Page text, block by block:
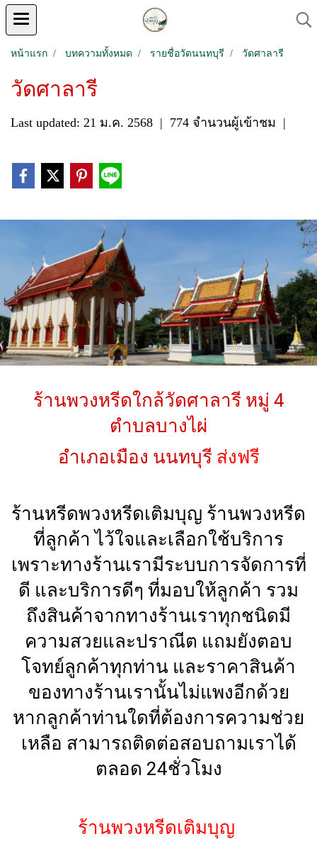
หน้าแรก บทความทั้งหมด รายชื่อวัดนนทบุรี วัดศาลารี
วัดศาลารี
Last updated: 21 ม.ค. 2568 | 774 จำนวนผู้เข้าชม |
ร้านพวงหรีดใกล้วัดศาลารี หมู่ 4
ตำบลบางไผ่
อำเภอเมือง นนทบุรี ส่งฟรี
ร้านหรีดพวงหรีดเติมบุญ ร้านพวงหรีด
ที่ลูกค้า ไว้ใจและเลือกใช้บริการ
เพราะทางร้านเรามีระบบการจัดการที่
ดี และบริการดีๆ ที่มอบให้ลูกค้า รวม
ถึงสินค้าจากทางร้านเราทุกชนิดมี
ความสวยและปราณีต แถมยังตอบ
โจทย์ลูกค้าทุกท่าน และราคาสินค้า
ของทางร้านเรานั้นไม่แพงอีกด้วย
หากลูกค้าท่านใดที่ต้องการความช่วย
เหลือ สามารถติดต่อสอบถามเราได้
ตลอด 24ชั่วโมง
ร้านพวงหรีดเติมบุญ